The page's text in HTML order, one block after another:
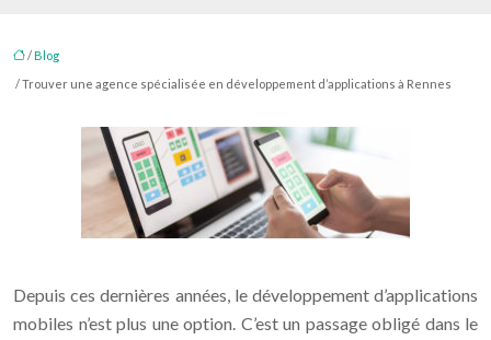
/Blog
/ Trouver une agence spécialisée en développement d’applications à Rennes
Depuis ces dernières années, le développement d’applications
mobiles n’est plus une option. C’est un passage obligé dans le